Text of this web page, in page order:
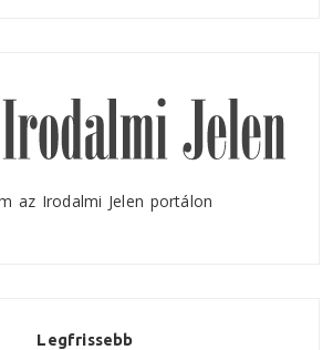
az Irodalmi Jelen portálon
Legfrissebb